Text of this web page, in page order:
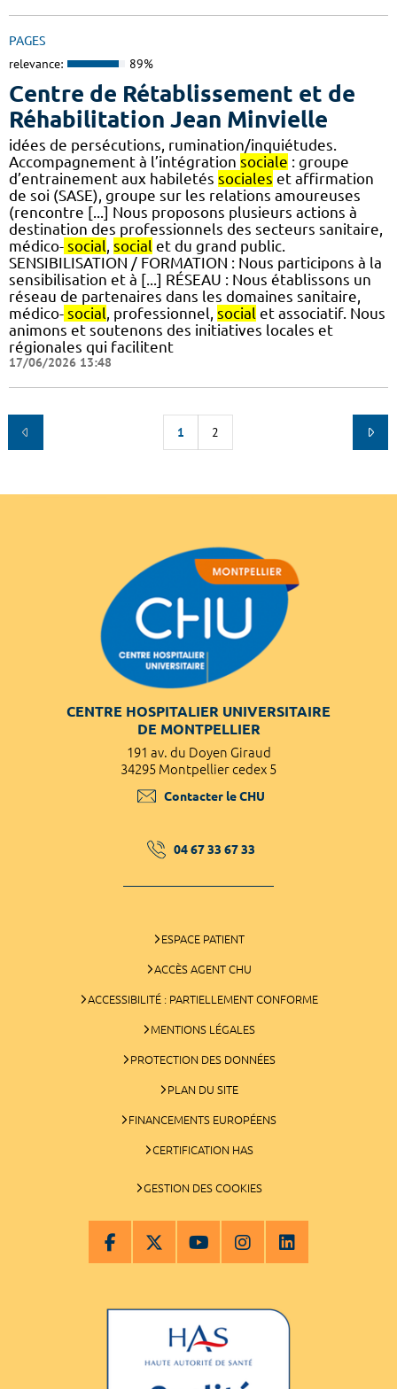
PAGES
relevance: 89%
Centre de Rétablissement et de
Réhabilitation Jean Minvielle
idées de persécutions, rumination/inquiétudes.
Accompagnement à l’intégration sociale : groupe
d’entrainement aux habiletés sociales et affirmation
de soi (SASE), groupe sur les relations amoureuses
(rencontre [...] Nous proposons plusieurs actions à
destination des professionnels des secteurs sanitaire,
médico- social social et du grand public.
SENSIBILISATION / FORMATION : Nous participons à la
sensibilisation et à [...] RÉSEAU : Nous établissons un
réseau de partenaires dans les domaines sanitaire,
médico- social , professionnel, social et associatif. Nous
animons et soutenons des initiatives locales et
régionales qui facilitent
17/06/2026 13:48
1 2
CENTRE HOSPITALIER UNIVERSITAIRE
DE MONTPELLIER
191 av. du Doyen Giraud
34295 Montpellier cedex 5
Contacter le CHU
04 67 33 67 33
ESPACE PATIENT
ACCÈS AGENT CHU
ACCESSIBILITÉ : PARTIELLEMENT CONFORME
MENTIONS LÉGALES
PROTECTION DES DONNÉES
PLAN DU SITE
FINANCEMENTS EUROPÉENS
CERTIFICATION HAS
GESTION DES COOKIES